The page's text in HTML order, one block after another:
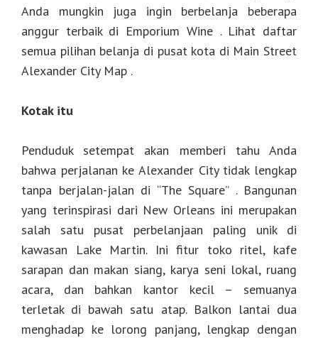
Anda mungkin juga ingin berbelanja beberapa
anggur terbaik di Emporium Wine . Lihat daftar
semua pilihan belanja di pusat kota di Main Street
Alexander City Map .
Kotak itu
Penduduk setempat akan memberi tahu Anda
bahwa perjalanan ke Alexander City tidak lengkap
tanpa berjalan-jalan di “The Square” . Bangunan
yang terinspirasi dari New Orleans ini merupakan
salah satu pusat perbelanjaan paling unik di
kawasan Lake Martin. Ini fitur toko ritel, kafe
sarapan dan makan siang, karya seni lokal, ruang
acara, dan bahkan kantor kecil – semuanya
terletak di bawah satu atap. Balkon lantai dua
menghadap ke lorong panjang, lengkap dengan